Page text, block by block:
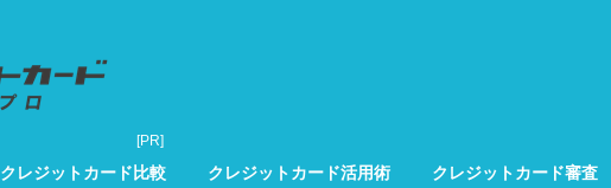
クレジットカード比較 クレジットカード活用術 クレジットカード審査